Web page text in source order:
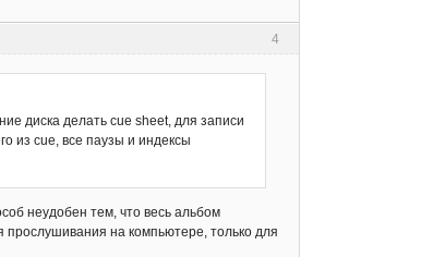
4
диска делать cue sheet, для записи
из cue, все паузы и индексы
неудобен тем, что весь альбом
на компьютере, только для